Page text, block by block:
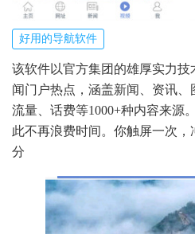
好用的导航软件
该软件以官方集团的雄厚实力
闻门户热点，涵盖新闻、资讯、
流量、话费等1000+种内容来源
此不再浪费时间。你触屏一次
分